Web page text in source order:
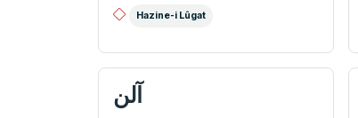
Hazine-i Lûgat
آلن